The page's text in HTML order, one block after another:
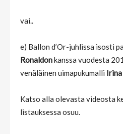
vai..
e) Ballon d’Or-juhlissa isosti
Ronaldonkanssa vuodesta
venäläinen uimapukumalli Irina
Katso alla olevasta videosta
listauksessa osuu.